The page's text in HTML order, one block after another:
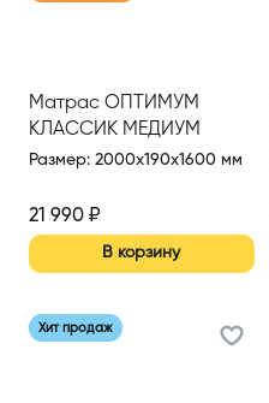
Матрас ОПТИМУМ
КЛАССИК МЕДИУМ
(OPTIMUM CLASSIC
(Сер.)
Размер: 2000x190x1600 мм
21 990 ₽
В корзину
Хит продаж